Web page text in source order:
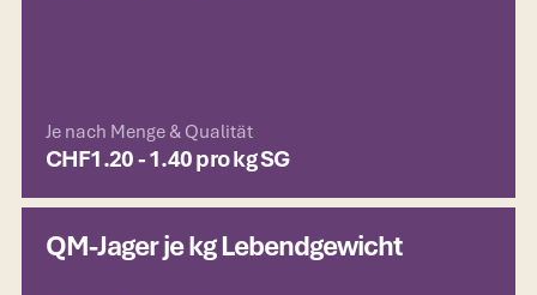
Je nach Menge & Qualität
CHF1.20 - 1.40 pro kg SG
QM-Jager je kg Lebendgewicht